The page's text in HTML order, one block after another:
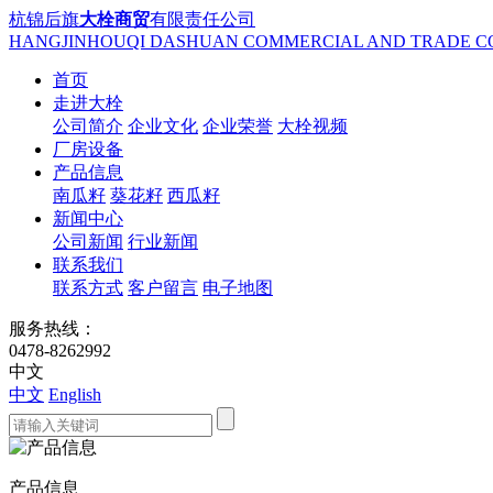
杭锦后旗大栓商贸有限责任公司
HANGJINHOUQI DASHUAN COMMERCIAL AND TRADE
首页
走进大栓
公司简介 企业文化 企业荣誉 大栓视频
厂房设备
产品信息
南瓜籽 葵花籽 西瓜籽
新闻中心
公司新闻 行业新闻
联系我们
联系方式 客户留言 电子地图
服务热线：
0478-8262992
中文
中文 English
产品信息